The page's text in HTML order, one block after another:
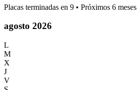
Placas terminadas en 9 • Próximos 6 meses
agosto 2026
L
M
X
J
V